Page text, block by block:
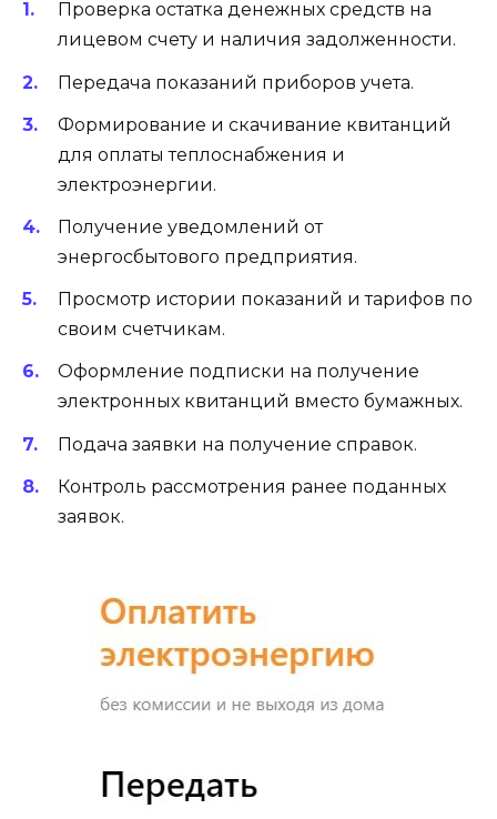
Проверка остатка денежных средств на
лицевом счету и наличия задолженности.
Передача показаний приборов учета.
Формирование и скачивание квитанций
для оплаты теплоснабжения и
электроэнергии.
Получение уведомлений от
энергосбытового предприятия.
Просмотр истории показаний и тарифов по
своим счетчикам.
Оформление подписки на получение
электронных квитанций вместо бумажных.
Подача заявки на получение справок.
Контроль рассмотрения ранее поданных
заявок.